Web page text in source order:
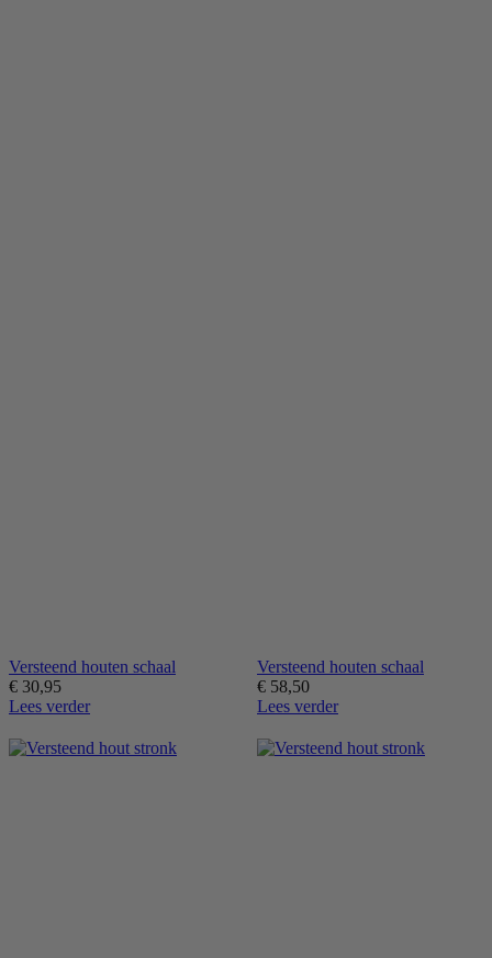
Versteend houten schaal
€ 30,95
Lees verder
Versteend houten schaal
€ 58,50
Lees verder